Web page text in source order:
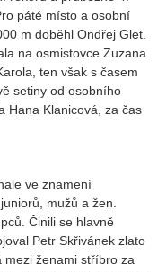
páté místo a osobní
m doběhl Ondřej Glet.
na osmistovce Zuzana
ten však s časem
setiny od osobního
Hana Klanicová, za čas
ve znamení
mužů a žen.
Činili se hlavně
Petr Skřivánek zlato
mezi ženami stříbro za